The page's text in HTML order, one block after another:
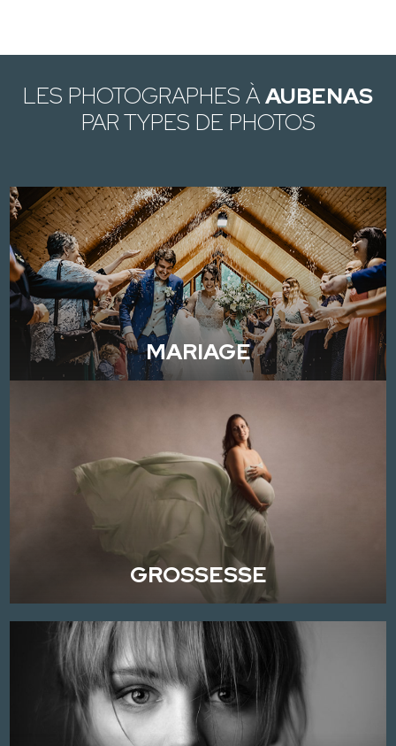
LES PHOTOGRAPHES ÀAUBENAS
PAR TYPES DE PHOTOS
MARIAGE
GROSSESSE